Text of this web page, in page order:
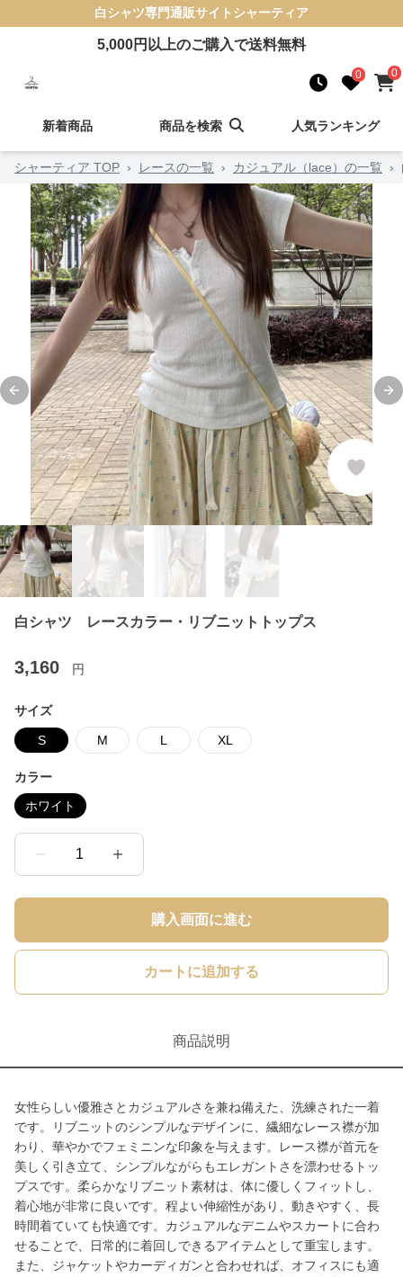
白シャツ専門通販サイト シャーティア
5,000円以上のご購入で送料無料
0 0
新着商品 商品を検索 人気ランキング
シャーティア TOP › レースの一覧 › カジュアル（lace）の一覧 ›
Previous slide
白シャツ レースカラー・リブニットトップス
3,160 円
サイズ
S M L XL
カラー
ホワイト
1
購入画面に進む
カートに追加する
商品説明
女性らしい優雅さとカジュアルさを兼ね備えた、洗練された一着
です。リブニットのシンプルなデザインに、繊細なレース襟が加
わり、華やかでフェミニンな印象を与えます。レース襟が首元を
美しく引き立て、シンプルながらもエレガントさを漂わせるトッ
プスです。柔らかなリブニット素材は、体に優しくフィットし、
着心地が非常に良いです。程よい伸縮性があり、動きやすく、長
時間着ていても快適です。カジュアルなデニムやスカートに合わ
せることで、日常的に着回しできるアイテムとして重宝します。
また、ジャケットやカーディガンと合わせれば、オフィスにも適